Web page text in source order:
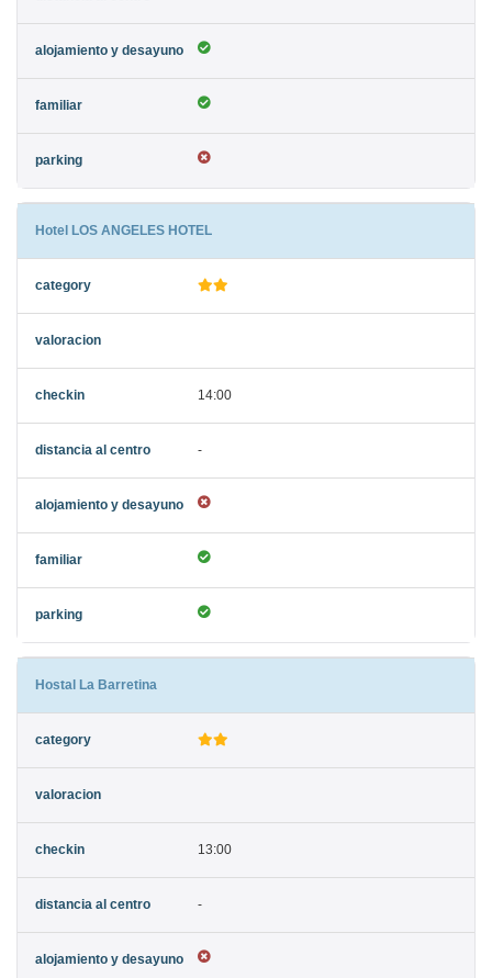
Hotel LOS ANGELES HOTEL
14:00
-
Hostal La Barretina
13:00
-